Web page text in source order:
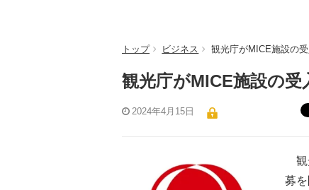
トップ ビジネス 観光庁がMICE施設の
観光庁がMICE施設の受
2024年4月15日
観
募